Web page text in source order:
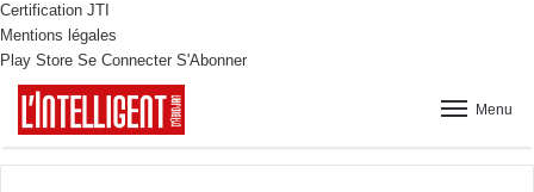
Certification JTI
Mentions légales
Play Store Se Connecter S'Abonner
Menu